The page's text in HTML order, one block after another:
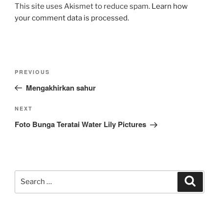
This site uses Akismet to reduce spam. Learn how
your comment data is processed.
Previous
Post
PREVIOUS
Mengakhirkan sahur
Next
Post
NEXT
Foto Bunga Teratai Water Lily Pictures
Search
for: